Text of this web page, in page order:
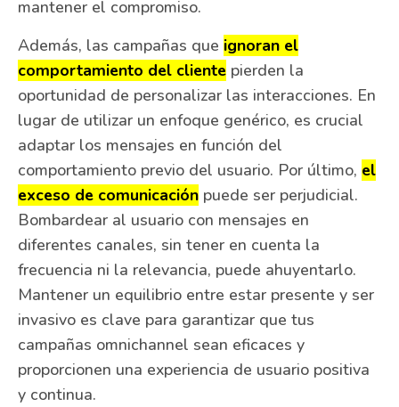
mantener el compromiso.
Además, las campañas que ignoran el
comportamiento del cliente pierden la
oportunidad de personalizar las interacciones. En
lugar de utilizar un enfoque genérico, es crucial
adaptar los mensajes en función del
comportamiento previo del usuario. Por último, el
exceso de comunicación puede ser perjudicial.
Bombardear al usuario con mensajes en
diferentes canales, sin tener en cuenta la
frecuencia ni la relevancia, puede ahuyentarlo.
Mantener un equilibrio entre estar presente y ser
invasivo es clave para garantizar que tus
campañas omnichannel sean eficaces y
proporcionen una experiencia de usuario positiva
y continua.